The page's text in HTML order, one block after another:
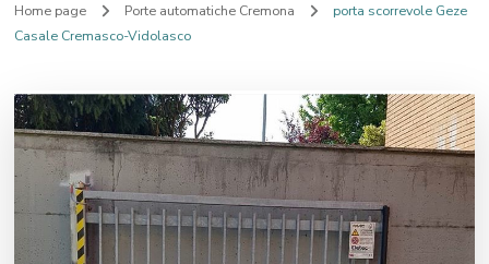
Home page Porte automatiche Cremona
porta scorrevole Geze
Casale Cremasco-Vidolasco